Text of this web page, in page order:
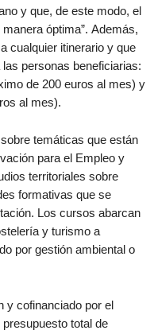
y que, de este modo, el
óptima”. Además,
cualquier itinerario y que
personas beneficiarias:
de 200 euros al mes) y
al mes).
temáticas que están
para el Empleo y
territoriales sobre
formativas que se
Los cursos abarcan
y turismo a
por gestión ambiental o
y cofinanciado por el
total de